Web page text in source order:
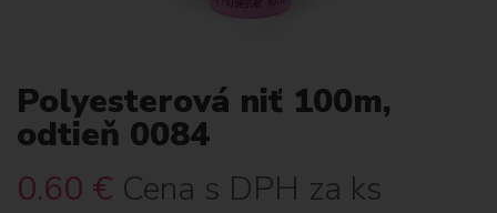
Polyesterová niť 100m,
odtieň 0084
0.60 € Cena s DPH za ks